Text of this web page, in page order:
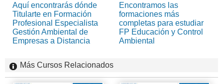
Aquí encontrarás dónde
Titularte en Formación
Profesional Especialista
Gestión Ambiental de
Empresas a Distancia
Encontramos las
formaciones más
completas para estudiar
FP Educación y Control
Ambiental
Más Cursos Relacionados